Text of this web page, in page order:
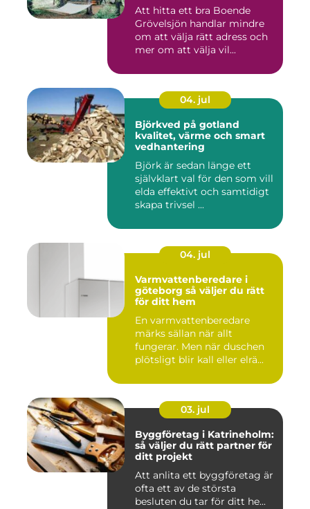
Att hitta ett bra Boende
Grövelsjön handlar mindre
om att välja rätt adress och
mer om att välja vil...
04. jul
Björkved på gotland
kvalitet, värme och smart
vedhantering
Björk är sedan länge ett
självklart val för den som vill
elda effektivt och samtidigt
skapa trivsel ...
04. jul
Varmvattenberedare i
göteborg så väljer du rätt
för ditt hem
En varmvattenberedare
märks sällan när allt
fungerar. Men när duschen
plötsligt blir kall eller elrä...
03. jul
Byggföretag i Katrineholm:
så väljer du rätt partner för
ditt projekt
Att anlita ett byggföretag är
ofta ett av de största
besluten du tar för ditt he...